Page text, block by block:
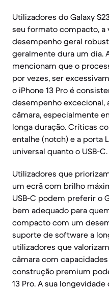
Utilizadores do Galaxy
seu formato compacto, a
desempenho geral
geralmente dura um dia.
mencionam que o
por vezes, ser
o iPhone 13 Pro é
desempenho excecional,
câmara, especialmente
longa duração. Críticas
entalhe (notch) e a porta
universal quanto o USB-C.
Utilizadores que
um ecrã com brilho
USB-C podem preferir o
bem adequado para
compacto com um
suporte de software a
utilizadores que
câmara com
construção premium
13 Pro. A sua